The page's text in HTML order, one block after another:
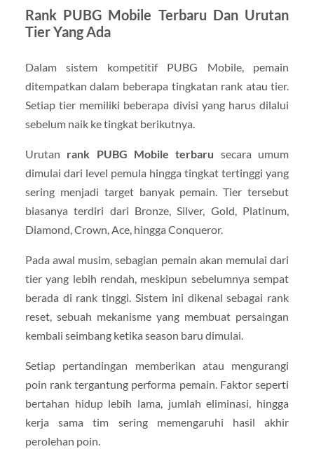
Rank PUBG Mobile Terbaru Dan Urutan
Tier Yang Ada
Dalam sistem kompetitif PUBG Mobile, pemain
ditempatkan dalam beberapa tingkatan rank atau tier.
Setiap tier memiliki beberapa divisi yang harus dilalui
sebelum naik ke tingkat berikutnya.
Urutan rank PUBG Mobile terbaru secara umum
dimulai dari level pemula hingga tingkat tertinggi yang
sering menjadi target banyak pemain. Tier tersebut
biasanya terdiri dari Bronze, Silver, Gold, Platinum,
Diamond, Crown, Ace, hingga Conqueror.
Pada awal musim, sebagian pemain akan memulai dari
tier yang lebih rendah, meskipun sebelumnya sempat
berada di rank tinggi. Sistem ini dikenal sebagai rank
reset, sebuah mekanisme yang membuat persaingan
kembali seimbang ketika season baru dimulai.
Setiap pertandingan memberikan atau mengurangi
poin rank tergantung performa pemain. Faktor seperti
bertahan hidup lebih lama, jumlah eliminasi, hingga
kerja sama tim sering memengaruhi hasil akhir
perolehan poin.